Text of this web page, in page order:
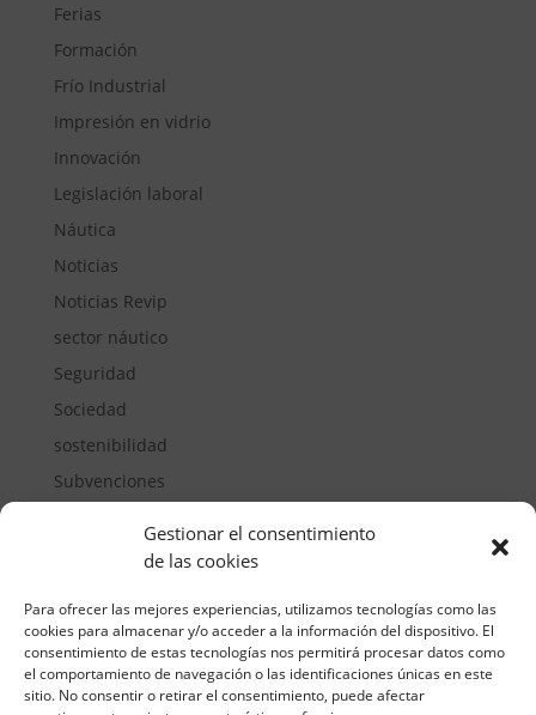
Gestionar el consentimiento
de las cookies
Para ofrecer las mejores experiencias, utilizamos tecnologías como las
cookies para almacenar y/o acceder a la información del dispositivo. El
consentimiento de estas tecnologías nos permitirá procesar datos como
el comportamiento de navegación o las identificaciones únicas en este
sitio. No consentir o retirar el consentimiento, puede afectar
Ferias
Formación
Frío Industrial
Impresión en vidrio
Innovación
Legislación laboral
Náutica
Noticias
Noticias Revip
sector náutico
Seguridad
Sociedad
sostenibilidad
Subvenciones